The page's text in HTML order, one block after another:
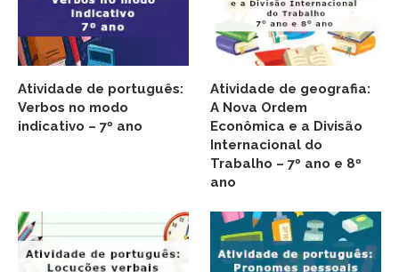
Atividade de português:
Verbos no modo
indicativo – 7º ano
Atividade de geografia:
A Nova Ordem
Econômica e a Divisão
Internacional do
Trabalho – 7º ano e 8º
ano